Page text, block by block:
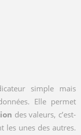
simple mais
Elle permet
des valeurs, c’est-
les unes des autres.